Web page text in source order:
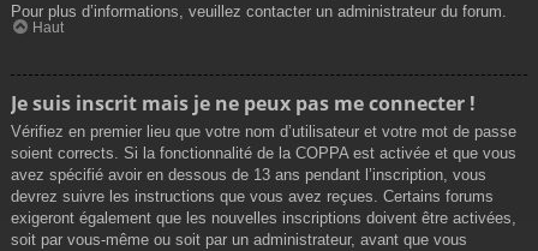
Pour plus d’informations, veuillez contacter un administrateur du forum.
Haut
Je suis inscrit mais je ne peux pas me connecter !
Vérifiez en premier lieu que votre nom d’utilisateur et votre mot de passe
soient corrects. Si la fonctionnalité de la COPPA est activée et que vous
avez spécifié avoir en dessous de 13 ans pendant l’inscription, vous
devrez suivre les instructions que vous avez reçues. Certains forums
exigeront également que les nouvelles inscriptions doivent être activées,
soit par vous-même ou soit par un administrateur, avant que vous